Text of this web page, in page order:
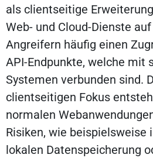
als clientseitige
Web- und Cloud-Dienste
Angreifern häufig einen
API-Endpunkte, welche mit
Systemen verbunden sind.
clientseitigen Fokus
normalen
Risiken, wie beispielsweise
lokalen Datenspeicherung